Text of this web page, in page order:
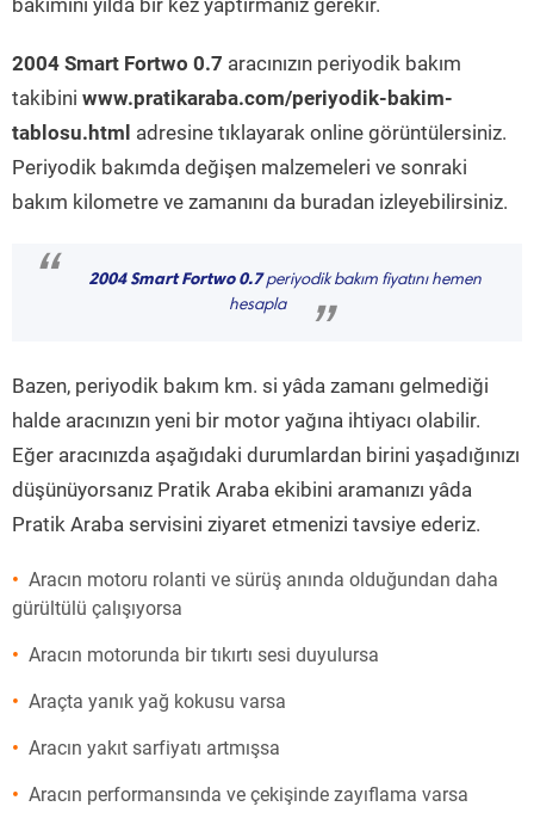
bakımını yılda bir kez yaptırmanız gerekir.
2004 Smart Fortwo 0.7 aracınızın periyodik bakım
takibini www.pratikaraba.com/periyodik-bakim-
tablosu.html adresine tıklayarak online görüntülersiniz.
Periyodik bakımda değişen malzemeleri ve sonraki
bakım kilometre ve zamanını da buradan izleyebilirsiniz.
“ 2004 Smart Fortwo 0.7periyodik bakım fiyatını hemen
hesapla
”
Bazen, periyodik bakım km. si yâda zamanı gelmediği
halde aracınızın yeni bir motor yağına ihtiyacı olabilir.
Eğer aracınızda aşağıdaki durumlardan birini yaşadığınızı
düşünüyorsanız Pratik Araba ekibini aramanızı yâda
Pratik Araba servisini ziyaret etmenizi tavsiye ederiz.
Aracın motoru rolanti ve sürüş anında olduğundan daha
gürültülü çalışıyorsa
Aracın motorunda bir tıkırtı sesi duyulursa
Araçta yanık yağ kokusu varsa
Aracın yakıt sarfiyatı artmışsa
Aracın performansında ve çekişinde zayıflama varsa